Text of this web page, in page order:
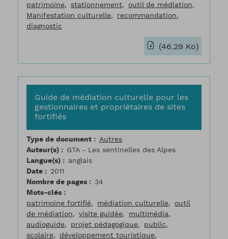
patrimoine
stationnement
outil de médiation
Manifestation culturelle
recommandation
diagnostic
(46.29 Ko)
Guide de médiation culturelle pour les
gestionnaires et propriétaires de sites
fortifiés
Type de document
Autres
Auteur(s)
GTA - Les sentinelles des Alpes
Langue(s)
anglais
Date
2011
Nombre de pages
34
Mots-clés
patrimoine fortifié
médiation culturelle
outil
de médiation
visite guidée
multimédia
audioguide
projet pédagogique
public
scolaire
développement touristique